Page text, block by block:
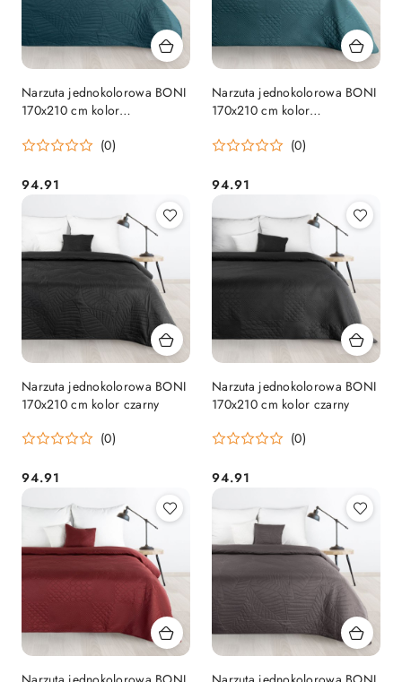
Narzuta jednokolorowa BONI
170x210 cm kolor
(0)
Cena:
94.91
Narzuta jednokolorowa BONI
170x210 cm kolor
(0)
Cena:
94.91
Narzuta jednokolorowa BONI
170x210 cm kolor czarny
(0)
Cena:
94.91
Narzuta jednokolorowa BONI
170x210 cm kolor czarny
(0)
Cena:
94.91